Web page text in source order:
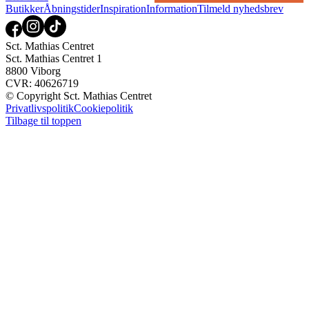
ButikkerÅbningstiderInspirationInformationTilmeld nyhedsbrev
Sct. Mathias Centret
Sct. Mathias Centret 1
8800 Viborg
CVR: 40626719
© Copyright Sct. Mathias Centret
PrivatlivspolitikCookiepolitik
Tilbage til toppen